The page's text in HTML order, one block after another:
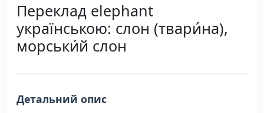
Переклад elephant
українською: слон (твари́на),
морськи́й слон
Детальний опис